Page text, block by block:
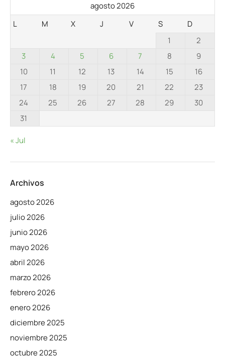
agosto 2026
L
M X J V S
D
1
2
3
4 5 6 7 8
9
10
11 12 13 14 15
16
17
18 19 20 21 22
23
24
25 26 27 28 29
30
31
« Jul
Archivos
agosto 2026
julio 2026
junio 2026
mayo 2026
abril 2026
marzo 2026
febrero 2026
enero 2026
diciembre 2025
noviembre 2025
octubre 2025